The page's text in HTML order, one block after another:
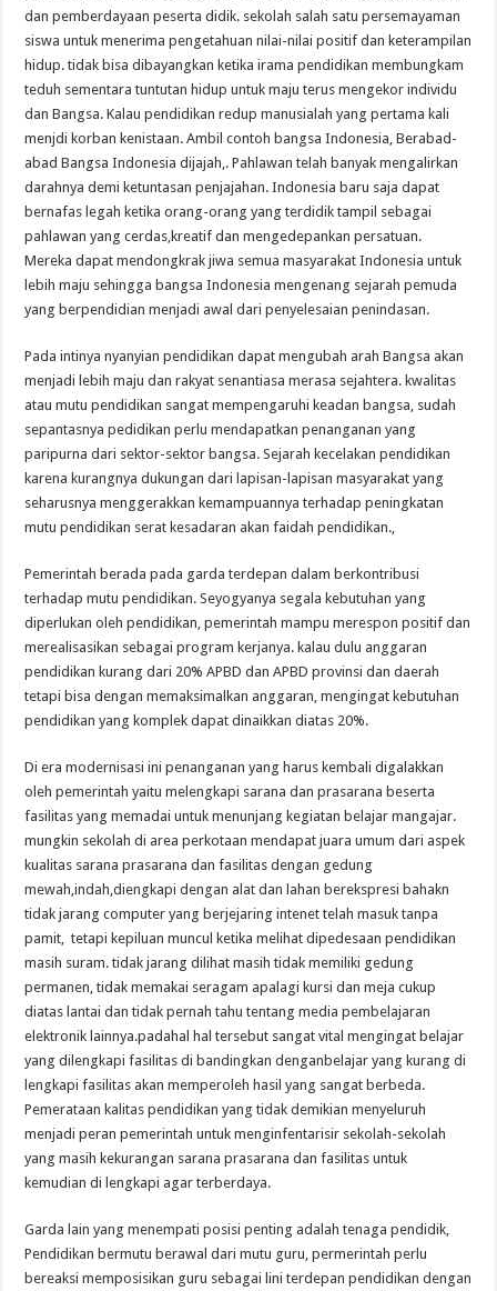
dan pemberdayaan peserta didik. sekolah salah satu persemayaman
siswa untuk menerima pengetahuan nilai-nilai positif dan keterampilan
hidup. tidak bisa dibayangkan ketika irama pendidikan membungkam
teduh sementara tuntutan hidup untuk maju terus mengekor individu
dan Bangsa. Kalau pendidikan redup manusialah yang pertama kali
menjdi korban kenistaan. Ambil contoh bangsa Indonesia, Berabad-
abad Bangsa Indonesia dijajah,. Pahlawan telah banyak mengalirkan
darahnya demi ketuntasan penjajahan. Indonesia baru saja dapat
bernafas legah ketika orang-orang yang terdidik tampil sebagai
pahlawan yang cerdas,kreatif dan mengedepankan persatuan.
Mereka dapat mendongkrak jiwa semua masyarakat Indonesia untuk
lebih maju sehingga bangsa Indonesia mengenang sejarah pemuda
yang berpendidian menjadi awal dari penyelesaian penindasan.
Pada intinya nyanyian pendidikan dapat mengubah arah Bangsa akan
menjadi lebih maju dan rakyat senantiasa merasa sejahtera. kwalitas
atau mutu pendidikan sangat mempengaruhi keadan bangsa, sudah
sepantasnya pedidikan perlu mendapatkan penanganan yang
paripurna dari sektor-sektor bangsa. Sejarah kecelakan pendidikan
karena kurangnya dukungan dari lapisan-lapisan masyarakat yang
seharusnya menggerakkan kemampuannya terhadap peningkatan
mutu pendidikan serat kesadaran akan faidah pendidikan.,
Pemerintah berada pada garda terdepan dalam berkontribusi
terhadap mutu pendidikan. Seyogyanya segala kebutuhan yang
diperlukan oleh pendidikan, pemerintah mampu merespon positif dan
merealisasikan sebagai program kerjanya. kalau dulu anggaran
pendidikan kurang dari 20% APBD dan APBD provinsi dan daerah
tetapi bisa dengan memaksimalkan anggaran, mengingat kebutuhan
pendidikan yang komplek dapat dinaikkan diatas 20%.
Di era modernisasi ini penanganan yang harus kembali digalakkan
oleh pemerintah yaitu melengkapi sarana dan prasarana beserta
fasilitas yang memadai untuk menunjang kegiatan belajar mangajar.
mungkin sekolah di area perkotaan mendapat juara umum dari aspek
kualitas sarana prasarana dan fasilitas dengan gedung
mewah,indah,diengkapi dengan alat dan lahan berekspresi bahakn
tidak jarang computer yang berjejaring intenet telah masuk tanpa
pamit, tetapi kepiluan muncul ketika melihat dipedesaan pendidikan
masih suram. tidak jarang dilihat masih tidak memiliki gedung
permanen, tidak memakai seragam apalagi kursi dan meja cukup
diatas lantai dan tidak pernah tahu tentang media pembelajaran
elektronik lainnya.padahal hal tersebut sangat vital mengingat belajar
yang dilengkapi fasilitas di bandingkan denganbelajar yang kurang di
lengkapi fasilitas akan memperoleh hasil yang sangat berbeda.
Pemerataan kalitas pendidikan yang tidak demikian menyeluruh
menjadi peran pemerintah untuk menginfentarisir sekolah-sekolah
yang masih kekurangan sarana prasarana dan fasilitas untuk
kemudian di lengkapi agar terberdaya.
Garda lain yang menempati posisi penting adalah tenaga pendidik,
Pendidikan bermutu berawal dari mutu guru, permerintah perlu
bereaksi memposisikan guru sebagai lini terdepan pendidikan dengan